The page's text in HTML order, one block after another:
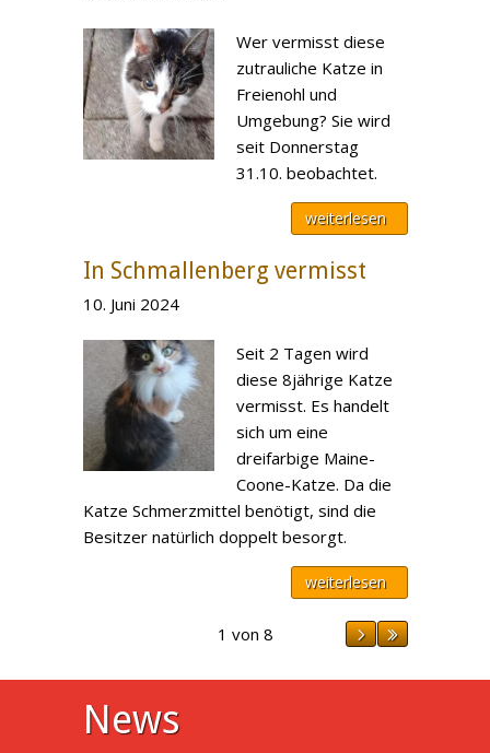
Wer vermisst diese
zutrauliche Katze in
Freienohl und
Umgebung? Sie wird
seit Donnerstag
31.10. beobachtet.
weiterlesen
In Schmallenberg vermisst
10. Juni 2024
Seit 2 Tagen wird
diese 8jährige Katze
vermisst. Es handelt
sich um eine
dreifarbige Maine-
Coone-Katze. Da die
Katze Schmerzmittel benötigt, sind die
Besitzer natürlich doppelt besorgt.
weiterlesen
1 von 8
News